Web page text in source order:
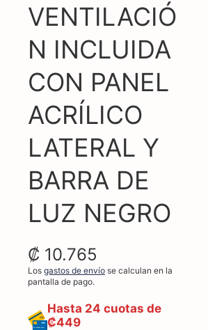
VENTILACIÓ
N INCLUIDA
CON PANEL
ACRÍLICO
LATERAL Y
BARRA DE
LUZ NEGRO
₡ 10.765
Los gastos de envío se calculan en la
pantalla de pago.
Hasta 24 cuotas de
₡449